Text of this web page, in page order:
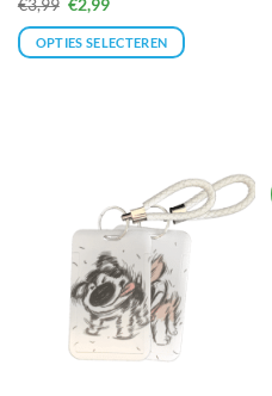
€3,99 Oorspronkelijke
prijs
was:
€3,99.
€2,99Huidige
is:
€2,99.
OPTIES SELECTEREN
gekozen